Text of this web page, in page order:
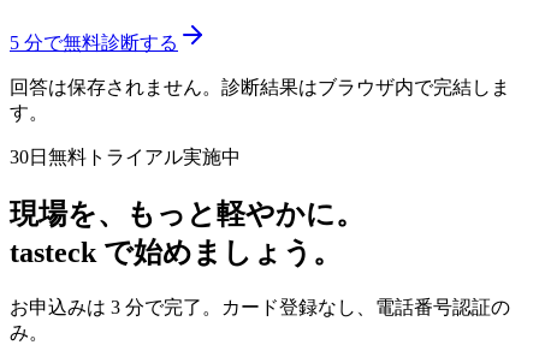
5 分で無料診断する
回答は保存されません。診断結果はブラウザ内で完結しま
す。
30日無料トライアル実施中
現場を、もっと軽やかに。
tasteck で始めましょう。
お申込みは 3 分で完了。カード登録なし、電話番号認証の
み。